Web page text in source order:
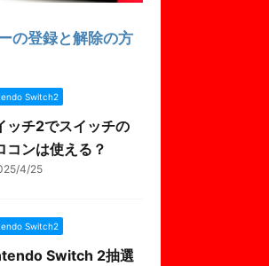
Switch2
ッチ2でスイッチの
コンは使える？
4/25
Switch2
Switch 2抽選